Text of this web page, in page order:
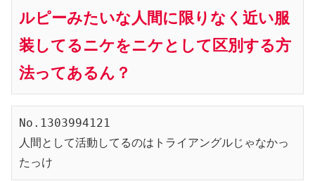
ルピーみたいな人間に限りなく近い服
装してるニケをニケとして区別する方
法ってあるん？
No.1303994121
人間として活動してるのはトライアングルじゃなかっ
たっけ